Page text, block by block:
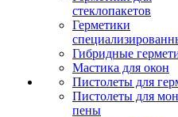
стеклопакетов
Герметики
Гибридные
Мастика для окон
Пистолеты для
Пистолеты для
пены